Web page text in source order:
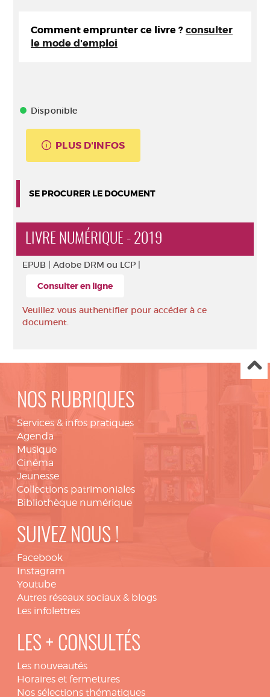
Comment emprunter ce livre ? consulter
le mode d'emploi
Disponible
PLUS D'INFOS
SE PROCURER LE DOCUMENT
LIVRE NUMÉRIQUE - 2019
EPUB | Adobe DRM ou LCP |
Consulter en ligne
Veuillez vous authentifier pour accéder à ce
document.
NOS RUBRIQUES
Services & infos pratiques
Agenda
Musique
Cinéma
Jeunesse
Collections patrimoniales
Bibliothèque numérique
SUIVEZ NOUS !
Facebook
Instagram
Youtube
Autres réseaux sociaux & blogs
Les infolettres
LES + CONSULTÉS
Les nouveautés
Horaires et fermetures
Nos sélections thématiques